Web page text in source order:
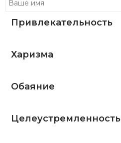
Привлекательность
Харизма
Обаяние
Целеустремленность